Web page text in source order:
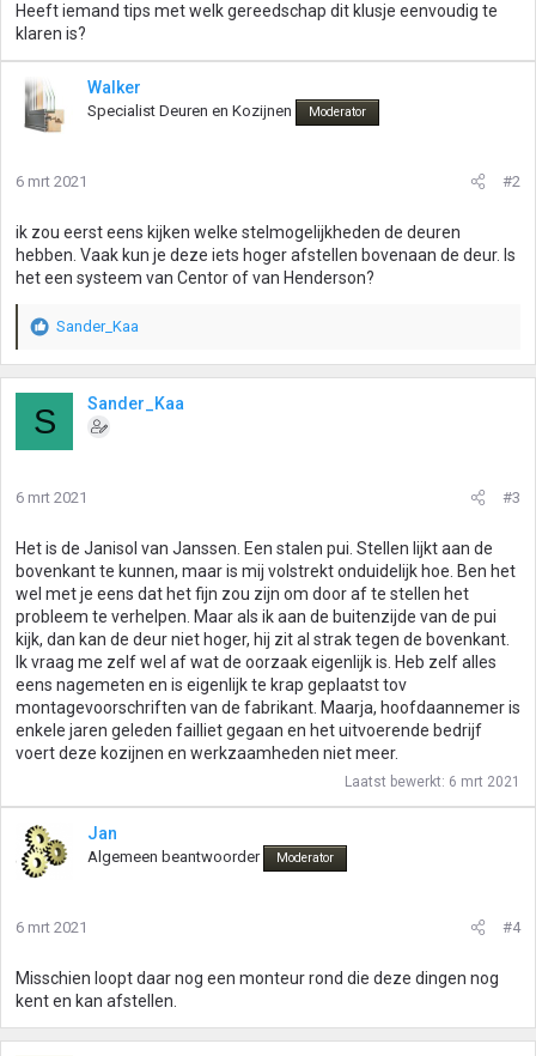
Heeft iemand tips met welk gereedschap dit klusje eenvoudig te
klaren is?
Walker
Specialist Deuren en Kozijnen Moderator
6 mrt 2021 #2
ik zou eerst eens kijken welke stelmogelijkheden de deuren
hebben. Vaak kun je deze iets hoger afstellen bovenaan de deur. Is
het een systeem van Centor of van Henderson?
W
a
d
n
e
n
:
Sander_Kaa
S Sander_Kaa
6 mrt 2021 #3
Het is de Janisol van Janssen. Een stalen pui. Stellen lijkt aan de
bovenkant te kunnen, maar is mij volstrekt onduidelijk hoe. Ben het
wel met je eens dat het fijn zou zijn om door af te stellen het
probleem te verhelpen. Maar als ik aan de buitenzijde van de pui
kijk, dan kan de deur niet hoger, hij zit al strak tegen de bovenkant.
Ik vraag me zelf wel af wat de oorzaak eigenlijk is. Heb zelf alles
eens nagemeten en is eigenlijk te krap geplaatst tov
montagevoorschriften van de fabrikant. Maarja, hoofdaannemer is
enkele jaren geleden failliet gegaan en het uitvoerende bedrijf
voert deze kozijnen en werkzaamheden niet meer.
Laatst bewerkt: 6 mrt 2021
Jan
Algemeen beantwoorder Moderator
6 mrt 2021 #4
Misschien loopt daar nog een monteur rond die deze dingen nog
kent en kan afstellen.